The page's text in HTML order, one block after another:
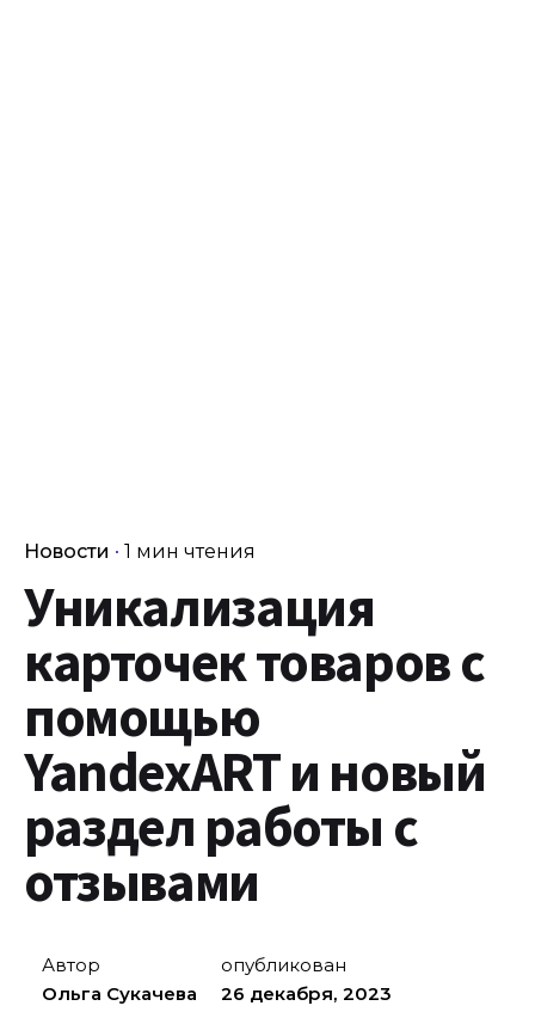
Новости 1 мин чтения
Уникализация
карточек товаров с
помощью
YandexART и новый
раздел работы с
отзывами
Автор
Ольга Сукачева
опубликован
26 декабря, 2023